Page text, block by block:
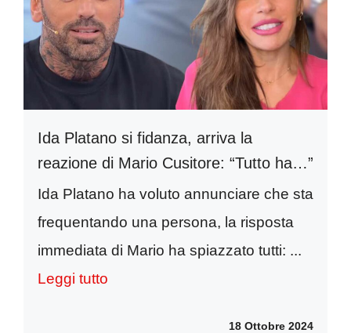
Ida Platano si fidanza, arriva la
reazione di Mario Cusitore: “Tutto ha…”
Ida Platano ha voluto annunciare che sta
frequentando una persona, la risposta
immediata di Mario ha spiazzato tutti: ...
Leggi tutto
18 Ottobre 2024